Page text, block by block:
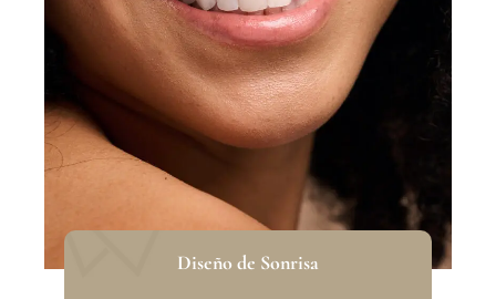
Diseño de Sonrisa